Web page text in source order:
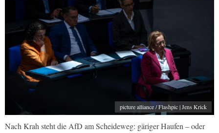
picture alliance / Flashpic | Jens Krick
Nach Krah steht die AfD am Scheideweg: gäriger Haufen – oder